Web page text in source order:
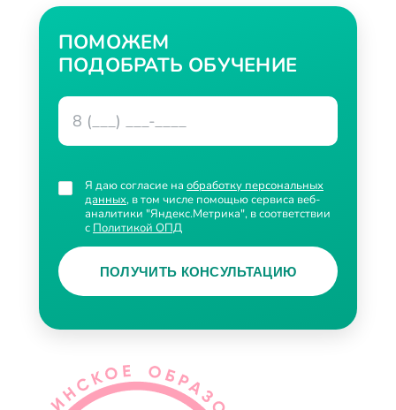
ПОМОЖЕМ
ПОДОБРАТЬ ОБУЧЕНИЕ
Я даю согласие на обработку персональных
данных, в том числе помощью сервиса веб-
аналитики "Яндекс.Метрика", в соответствии
с Политикой ОПД
ПОЛУЧИТЬ КОНСУЛЬТАЦИЮ